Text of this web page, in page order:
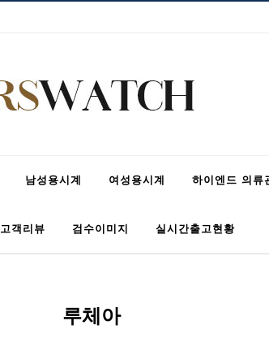
남성용시계 여성용시계 하이엔드 의류
고객리뷰 검수이미지 실시간출고현황
루체아